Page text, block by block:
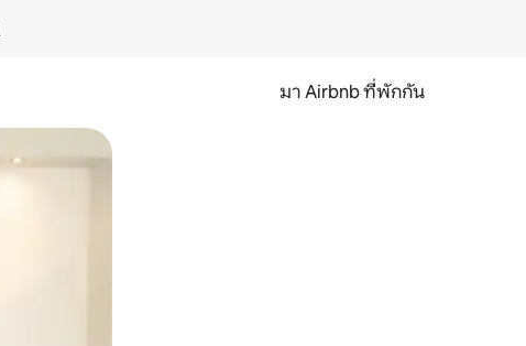
มา Airbnb ที่พักกัน